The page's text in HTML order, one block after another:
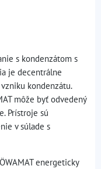
s kondenzátom s
je decentrálne
kondenzátu.
môže byť odvedený
Prístroje sú
v súlade s
energeticky